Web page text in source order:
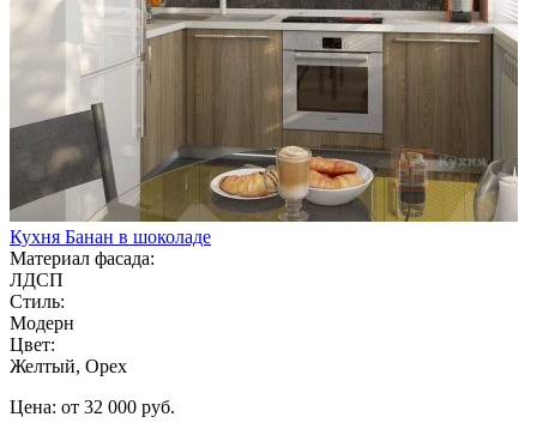
Кухня Банан в шоколаде
Материал фасада:
ЛДСП
Стиль:
Модерн
Цвет:
Желтый, Орех
Цена: от 32 000 руб.